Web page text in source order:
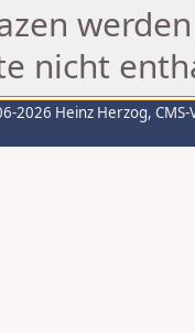
nicht
2026 Heinz Herzog,